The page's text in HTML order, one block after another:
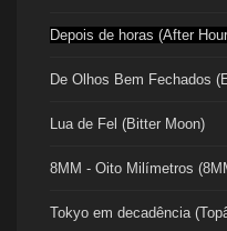
Depois de horas (After
De Olhos Bem Fechados
Lua de Fel (Bitter Moon)
8MM - Oito Milímetros
Tokyo em decadência